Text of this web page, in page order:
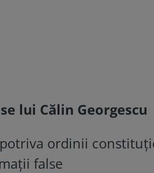
lui Călin Georgescu
ordinii
false